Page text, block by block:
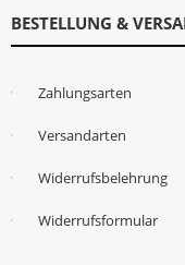
BESTELLUNG &
Zahlungsarten
Versandarten
Widerrufsbelehrung
Widerrufsformular